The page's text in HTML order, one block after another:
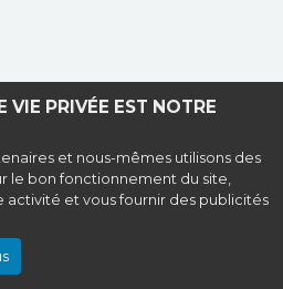
VIE PRIVÉE EST NOTRE
et nous-mêmes utilisons des
le bon fonctionnement du site,
et vous fournir des publicités